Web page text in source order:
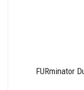
FURminator